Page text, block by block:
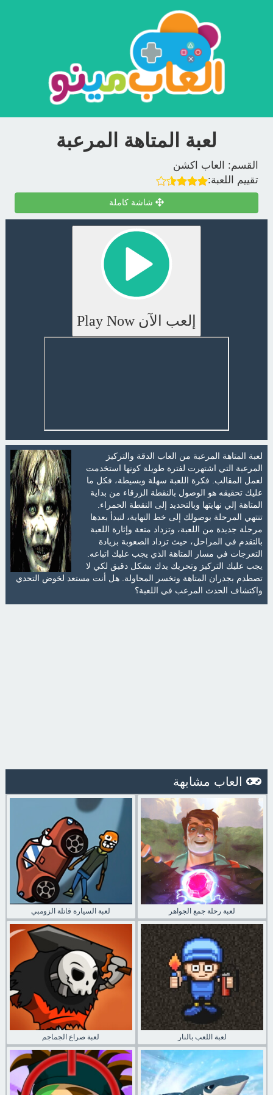
لعبة المتاهة المرعبة
القسم:
العاب اكشن
تقييم اللعبة:
شاشة كاملة
إلعب الآن Play Now
لعبة المتاهة المرعبة من العاب الدقة والتركيز
المرعبة التي اشتهرت لفترة طويلة كونها استخدمت
لعمل المقالب. فكرة اللعبة سهلة وبسيطة، فكل ما
عليك تحقيقه هو الوصول بالنقطة الزرقاء من بداية
المتاهة إلي نهايتها وبالتحديد إلى النقطة الحمراء.
تنتهي المرحلة بوصولك إلى خط النهاية، لتبدأ بعدها
مرحلة جديدة من اللعبة، وتزداد متعة وإثارة اللعبة
بالتقدم في المراحل، حيث تزداد الصعوبة بزيادة
التعرجات في مسار المتاهة الذي يجب عليك اتباعه.
يجب عليك التركيز وتحريك يدك بشكل دقيق لكي لا
تصطدم بجدران المتاهة وتخسر المحاولة. هل أنت مستعد لخوض التحدي
واكتشاف الحدث المرعب في اللعبة؟
العاب مشابهة
لعبة السيارة قاتلة الزومبي لعبة رحلة جمع الجواهر
لعبة صراع الجماجم لعبة اللعب بالنار